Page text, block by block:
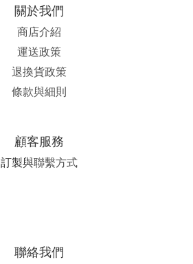
關於我們
商店介紹
運送政策
退換貨政策
條款與細則
顧客服務
訂製與聯繫方式
聯絡我們